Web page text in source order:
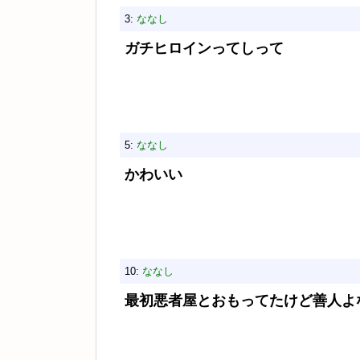
3: ななし
ガチヒロインってしって
5: ななし
かわいい
10: ななし
最初悪者屋とおもってたけど善人よ